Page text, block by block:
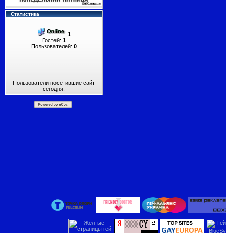
Статистика
1
Гостей: 1
Пользователей: 0
Пользователи посетившие сайт
сегодня: